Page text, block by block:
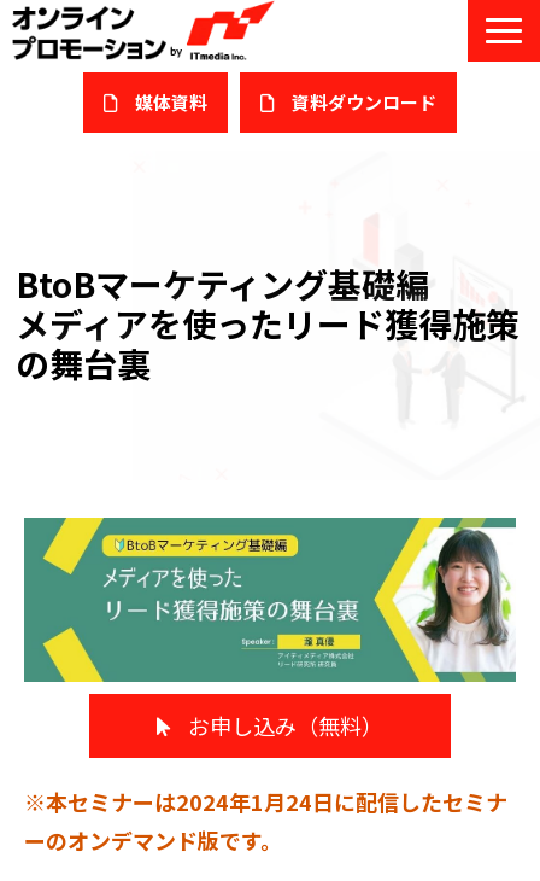
媒体資料 ​資料ダウンロード
サービスガイド/お役立ち資料
課題/ターゲット別で探す
セミナー情報/ブログ
販売パートナー募集
BtoBマーケティング基礎編
メディアを使ったリード獲得施策
の舞台裏
お申し込み（無料）
※本セミナーは2024年1月24日に配信したセミナ
ーのオンデマンド版です。